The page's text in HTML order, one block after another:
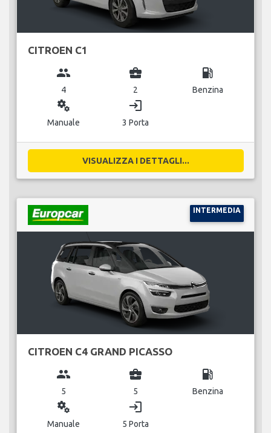
CITROEN C1
group
4
business_center
2
local_gas_station
Benzina
miscellaneous_services
Manuale
login
3 Porta
VISUALIZZA I DETTAGLI...
INTERMEDIA
CITROEN C4 GRAND PICASSO
group
5
business_center
5
local_gas_station
Benzina
miscellaneous_services
Manuale
login
5 Porta